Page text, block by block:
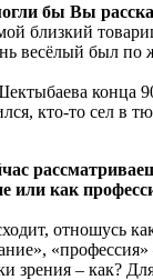
бы Вы
близкий
весёлый был
кто-то сел в
или как
отношусь
зрения – как?